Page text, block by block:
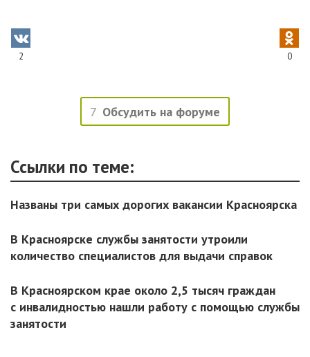
2 0
7 Обсудить на форуме
Ссылки по теме:
Названы три самых дорогих вакансии Красноярска
В Красноярске службы занятости утроили
количество специалистов для выдачи справок
В Красноярском крае около 2,5 тысяч граждан
с инвалидностью нашли работу с помощью службы
занятости